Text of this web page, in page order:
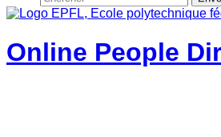
Online People